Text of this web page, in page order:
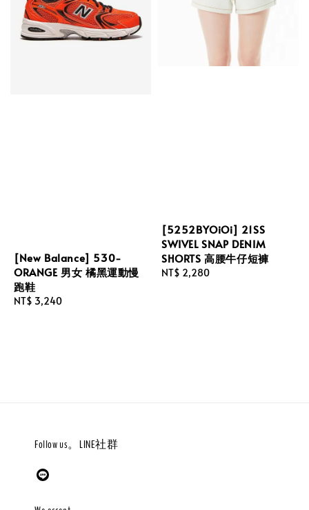
[New Balance] 530-
ORANGE 男女 橘黑運動慢
跑鞋
Regular
NT$ 3,240
[5252BYOiOi] 21SS
SWIVEL SNAP DENIM
SHORTS 高腰牛仔短褲
Regular
NT$ 2,280
Follow us。LINE社群